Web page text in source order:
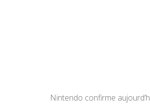
Nintendo confirme